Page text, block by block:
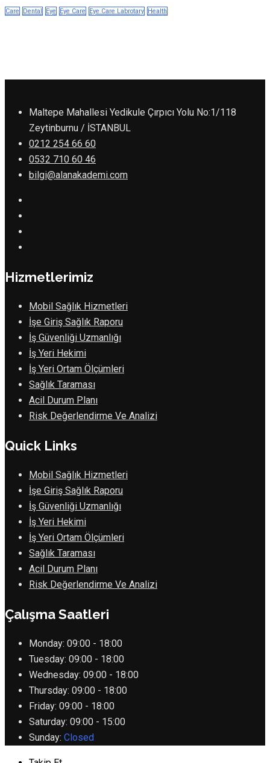
Care Dental Eye Eye Care Eye Care Labrotary Health
Maltepe Mahallesi Yedikule Çırpıcı Yolu No:1/118
Zeytinburnu / İSTANBUL
0212 254 66 60
0532 710 60 46
bilgi@alanakademi.com
Hizmetlerimiz
Mobil Sağlık Hizmetleri
İşe Giriş Sağlık Raporu
İş Güvenliği Uzmanlığı
İş Yeri Hekimi
İş Yeri Ortam Ölçümleri
Sağlık Taraması
Acil Durum Planı
Risk Değerlendirme Ve Analizi
Quick Links
Mobil Sağlık Hizmetleri
İşe Giriş Sağlık Raporu
İş Güvenliği Uzmanlığı
İş Yeri Hekimi
İş Yeri Ortam Ölçümleri
Sağlık Taraması
Acil Durum Planı
Risk Değerlendirme Ve Analizi
Çalışma Saatleri
Monday: 09:00 - 18:00
Tuesday: 09:00 - 18:00
Wednesday: 09:00 - 18:00
Thursday: 09:00 - 18:00
Friday: 09:00 - 18:00
Saturday: 09:00 - 15:00
Sunday: Closed